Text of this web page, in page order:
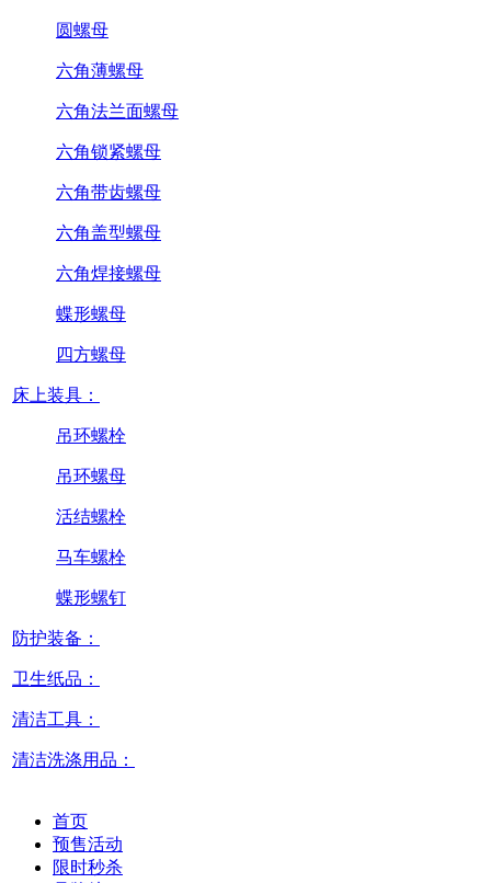
圆螺母
六角薄螺母
六角法兰面螺母
六角锁紧螺母
六角带齿螺母
六角盖型螺母
六角焊接螺母
蝶形螺母
四方螺母
床上装具：
吊环螺栓
吊环螺母
活结螺栓
马车螺栓
蝶形螺钉
防护装备：
卫生纸品：
清洁工具：
清洁洗涤用品：
首页
预售活动
限时秒杀